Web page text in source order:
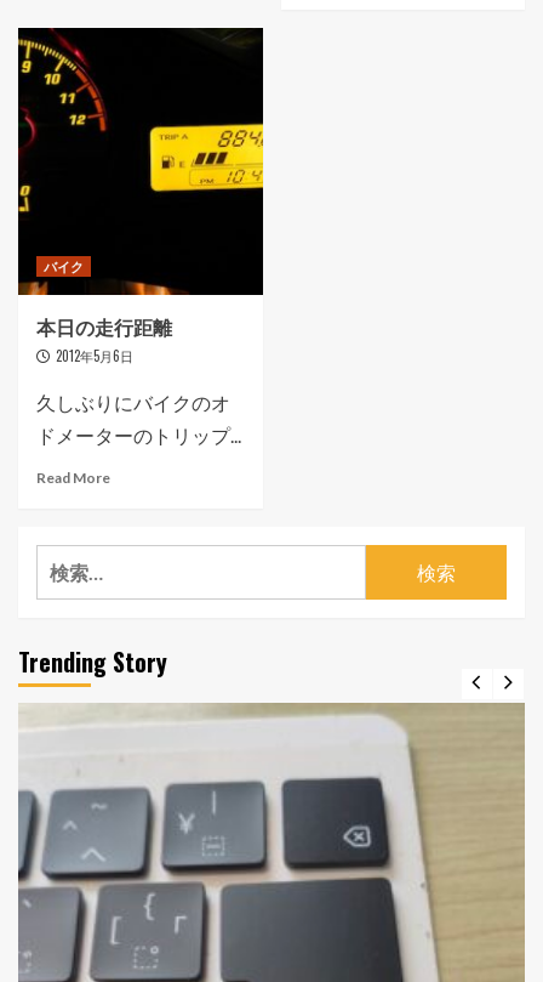
バイク
本日の走行距離
2012年5月6日
久しぶりにバイクのオ
ドメーターのトリップ...
Read More
検
索:
Trending Story